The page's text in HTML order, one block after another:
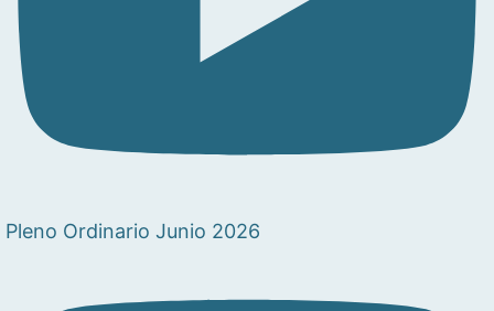
Pleno Ordinario Junio 2026